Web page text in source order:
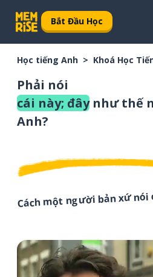
Bắt Đầu Học
Học tiếng Anh Khoá Học
Phải nói
cái này; đâynhư thế
Anh?
Cách một người bản xứ nói